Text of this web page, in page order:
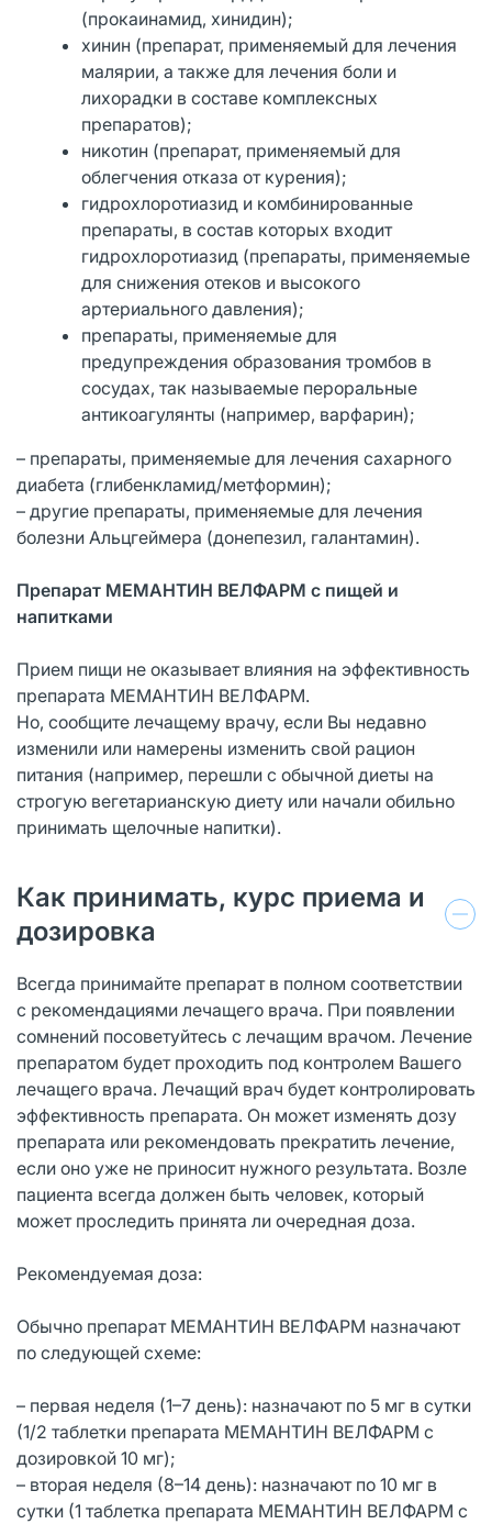
(прокаинамид, хинидин);
хинин (препарат, применяемый для лечения
малярии, а также для лечения боли и
лихорадки в составе комплексных
препаратов);
никотин (препарат, применяемый для
облегчения отказа от курения);
гидрохлоротиазид и комбинированные
препараты, в состав которых входит
гидрохлоротиазид (препараты, применяемые
для снижения отеков и высокого
артериального давления);
препараты, применяемые для
предупреждения образования тромбов в
сосудах, так называемые пероральные
антикоагулянты (например, варфарин);
– препараты, применяемые для лечения сахарного
диабета (глибенкламид/метформин);
– другие препараты, применяемые для лечения
болезни Альцгеймера (донепезил, галантамин).
Препарат МЕМАНТИН ВЕЛФАРМ с пищей и
напитками
Прием пищи не оказывает влияния на эффективность
препарата МЕМАНТИН ВЕЛФАРМ.
Но, сообщите лечащему врачу, если Вы недавно
изменили или намерены изменить свой рацион
питания (например, перешли с обычной диеты на
строгую вегетарианскую диету или начали обильно
принимать щелочные напитки).
Как принимать, курс приема и
дозировка
Всегда принимайте препарат в полном соответствии
с рекомендациями лечащего врача. При появлении
сомнений посоветуйтесь с лечащим врачом. Лечение
препаратом будет проходить под контролем Вашего
лечащего врача. Лечащий врач будет контролировать
эффективность препарата. Он может изменять дозу
препарата или рекомендовать прекратить лечение,
если оно уже не приносит нужного результата. Возле
пациента всегда должен быть человек, который
может проследить принята ли очередная доза.
Рекомендуемая доза:
Обычно препарат МЕМАНТИН ВЕЛФАРМ назначают
по следующей схеме:
– первая неделя (1–7 день): назначают по 5 мг в сутки
(1/2 таблетки препарата МЕМАНТИН ВЕЛФАРМ с
дозировкой 10 мг);
– вторая неделя (8–14 день): назначают по 10 мг в
сутки (1 таблетка препарата МЕМАНТИН ВЕЛФАРМ с